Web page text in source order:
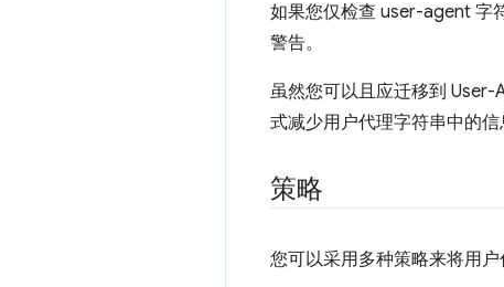
如果您仅检查 user-agent 字
警告。
虽然您可以且应迁移到
式减少用户代理字符串中的
策略
您可以采用多种策略来将用